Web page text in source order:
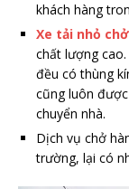
khách hàng
Xe tải nhỏ
chất lượng
đều có thùng
cũng luôn
chuyển nhà.
Dịch vụ chở
trường, lại có